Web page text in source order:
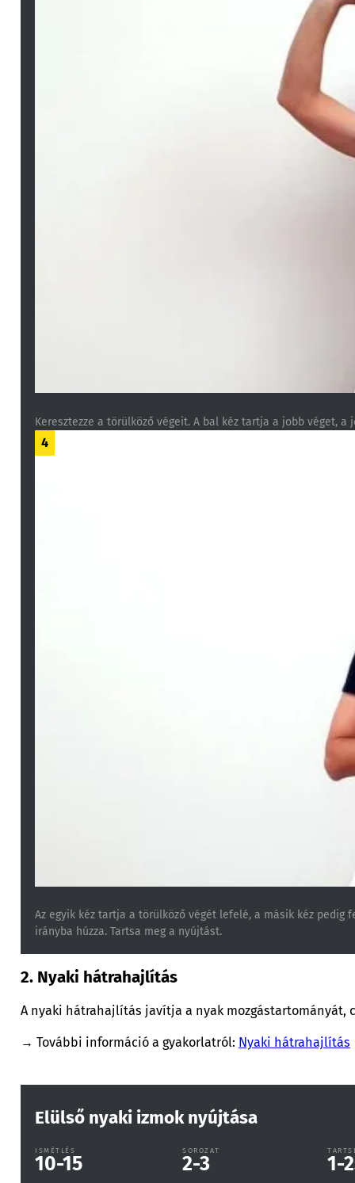
Keresztezze a törülköző végeit. A bal kéz tartja a jobb véget, a
4
Az egyik kéz tartja a törülköző végét lefelé, a másik kéz
irányba húzza. Tartsa meg a nyújtást.
2. Nyaki hátrahajlítás
A nyaki hátrahajlítás javítja a nyak
→ További információ a gyakorlatról: Nyaki hátrahajlítás
Elülső nyaki izmok nyújtása
ISMÉTLÉS
10-15
SOROZAT
2-3 1-2